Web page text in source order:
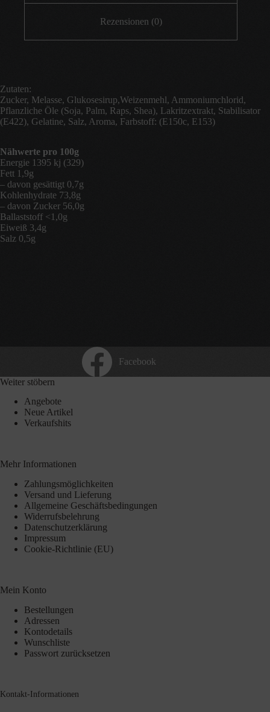
Rezensionen (0)
Zutaten:
Zucker, Melasse, Glukosesirup,Weizenmehl, Ammoniumchlorid,
Pflanzliche Öle (Soja, Palm, Raps, Shea), Lakritzextrakt, Stabilisator
(E422), Gelatine, Salz, Aroma, Farbstoff: (E150c, E153)
Nähwerte pro 100g
Energie 1395 kj (329)
Fett 1,9g
– davon gesättigt 0,7g
Kohlenhydrate 73,8g
– davon Zucker 56,0g
Ballaststoff <1,0g
Eiweiß 3,4g
Salz 0,5g
Facebook
Weiter stöbern
Angebote
Neue Artikel
Verkaufshits
Mehr Informationen
Zahlungsmöglichkeiten
Versand und Lieferung
Allgemeine Geschäftsbedingungen
Widerrufsbelehrung
Datenschutzerklärung
Impressum
Cookie-Richtlinie (EU)
Mein Konto
Bestellungen
Adressen
Kontodetails
Wunschliste
Passwort zurücksetzen
Kontakt-Informationen